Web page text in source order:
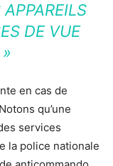
APPAREILS
DE VUE
en cas de
qu’une
services
la police nationale